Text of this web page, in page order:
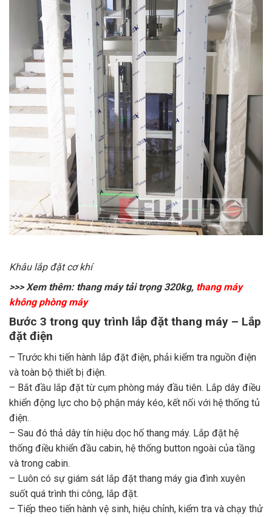
Khâu lắp đặt cơ khí
>>> Xem thêm: thang máy tải trọng 320kg, thang máy
không phòng máy
Bước 3 trong quy trình lắp đặt thang máy – Lắp
đặt điện
– Trước khi tiến hành lắp đặt điện, phải kiểm tra nguồn điện
và toàn bộ thiết bị điện.
– Bắt đầu lắp đặt từ cụm phòng máy đầu tiên. Lắp dây điều
khiển động lực cho bộ phận máy kéo, kết nối với hệ thống tủ
điện.
– Sau đó thả dây tín hiệu dọc hố thang máy. Lắp đặt hệ
thống điều khiển đầu cabin, hệ thống button ngoài của tầng
và trong cabin.
– Luôn có sự giám sát lắp đặt thang máy gia đình xuyên
suốt quá trình thi công, lắp đặt.
– Tiếp theo tiến hành vệ sinh, hiệu chỉnh, kiểm tra và chạy thử